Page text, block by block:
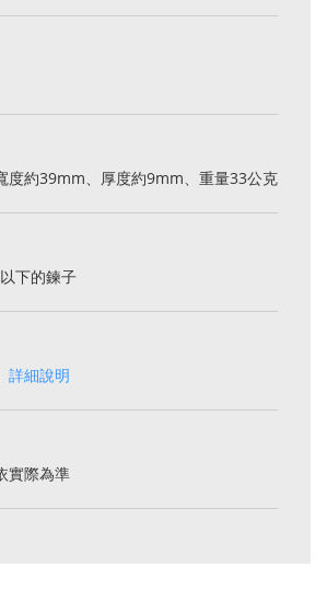
度約39mm、厚度約9mm、重量33公克
下的鍊子
詳細說明
實際為準